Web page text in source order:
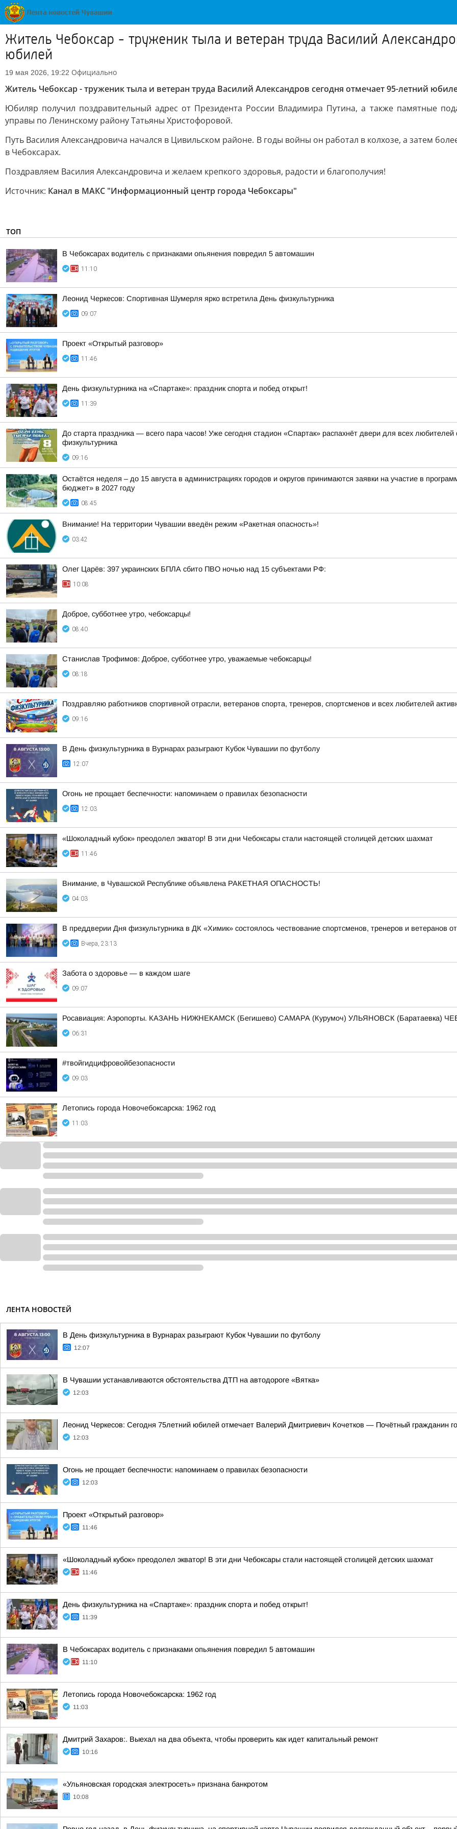
Житель Чебоксар - труженик тыла и ветеран труда Василий
юбилей
19 мая 2026, 19:22 Официально
Житель Чебоксар - труженик тыла и ветеран труда Василий Александров сегодня отмечает 95-летний
Юбиляр получил поздравительный адрес от Президента России Владимира Путина, а также памятные
управы по Ленинскому району Татьяны Христофоровой.
Путь Василия Александровича начался в Цивильском районе. В годы войны он работал в колхозе, а затем
в Чебоксарах.
Поздравляем Василия Александровича и желаем крепкого здоровья, радости и благополучия!
Источник: Канал в МАКС "Информационный центр города Чебоксары"
ТОП
В Чебоксарах водитель с признаками опьянения повредил 5 автомашин
11:10
Леонид Черкесов: Спортивная Шумерля ярко встретила День физкультурника
09:07
Проект «Открытый разговор»
11:46
День физкультурника на «Спартаке»: праздник спорта и побед открыт!
11:39
До старта праздника — всего пара часов! Уже сегодня стадион «Спартак» распахнёт двери для всех
физкультурника
09:16
Остаётся неделя – до 15 августа в администрациях городов и округов принимаются заявки на участие в
бюджет» в 2027 году
08:45
Внимание! На территории Чувашии введён режим «Ракетная опасность»!
03:42
Олег Царёв: 397 украинских БПЛА сбито ПВО ночью над 15 субъектами РФ:
10:08
Доброе, субботнее утро, чебоксарцы!
08:40
Станислав Трофимов: Доброе, субботнее утро, уважаемые чебоксарцы!
08:18
Поздравляю работников спортивной отрасли, ветеранов спорта, тренеров, спортсменов и всех любителей
09:16
В День физкультурника в Вурнарах разыграют Кубок Чувашии по футболу
12:07
Огонь не прощает беспечности: напоминаем о правилах безопасности
12:03
«Шоколадный кубок» преодолел экватор! В эти дни Чебоксары стали настоящей столицей детских шахмат
11:46
Внимание, в Чувашской Республике объявлена РАКЕТНАЯ ОПАСНОСТЬ!
04:03
В преддверии Дня физкультурника в ДК «Химик» состоялось чествование спортсменов, тренеров и ветеранов
Вчера, 23:13
Забота о здоровье — в каждом шаге
09:07
Росавиация: Аэропорты. КАЗАНЬ НИЖНЕКАМСК (Бегишево) САМАРА (Курумоч) УЛЬЯНОВСК (Баратаевка)
06:31
#твойгидцифровойбезопасности
09:03
Летопись города Новочебоксарска: 1962 год
11:03
ЛЕНТА НОВОСТЕЙ
В День физкультурника в Вурнарах разыграют Кубок Чувашии по футболу
12:07
В Чувашии устанавливаются обстоятельства ДТП на автодороге «Вятка»
12:03
Леонид Черкесов: Сегодня 75летний юбилей отмечает Валерий Дмитриевич Кочетков — Почётный гражданин
12:03
Огонь не прощает беспечности: напоминаем о правилах безопасности
12:03
Проект «Открытый разговор»
11:46
«Шоколадный кубок» преодолел экватор! В эти дни Чебоксары стали настоящей столицей детских шахмат
11:46
День физкультурника на «Спартаке»: праздник спорта и побед открыт!
11:39
В Чебоксарах водитель с признаками опьянения повредил 5 автомашин
11:10
Летопись города Новочебоксарска: 1962 год
11:03
Дмитрий Захаров:. Выехал на два объекта, чтобы проверить как идет капитальный ремонт
10:16
«Ульяновская городская электросеть» признана банкротом
10:08